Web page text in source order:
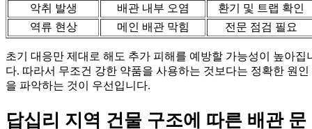
악취 발생
배관 내부 오염
환기 및 트랩 확인
역류 현상
메인 배관 막힘 전문 점검 필요
초기 대응만 제대로 해도 추가 피해를 예방할 가능성이 높아집
다. 따라서 무조건 강한 약품을 사용하는 것보다는 정확한 원인
을 파악하는 것이 우선입니다.
답십리 지역 건물 구조에 따른 배관 문